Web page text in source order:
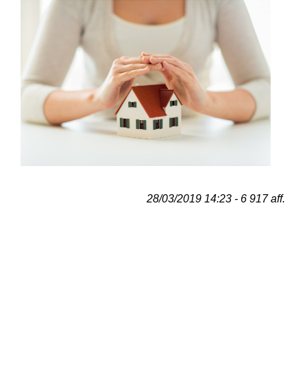
28/03/2019 14:23 - 6 917 aff.